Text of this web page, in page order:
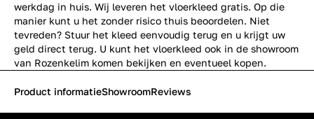
werkdag in huis. Wij leveren het vloerkleed gratis. Op die
manier kunt u het zonder risico thuis beoordelen. Niet
tevreden? Stuur het kleed eenvoudig terug en u krijgt uw
geld direct terug. U kunt het vloerkleed ook in de showroom
van Rozenkelim komen bekijken en eventueel kopen.
Product informatieShowroomReviews